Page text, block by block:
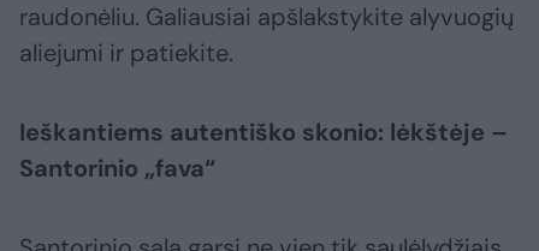
raudonėliu. Galiausiai apšlakstykite alyvuogių
aliejumi ir patiekite.
Ieškantiems autentiško skonio: lėkštėje –
Santorinio „fava“